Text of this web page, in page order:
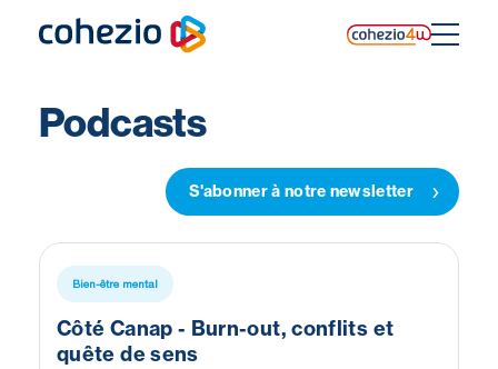
content
Podcasts
S'abonner à notre newsletter
Bien-être mental
Côté Canap - Burn-out, conflits et
quête de sens